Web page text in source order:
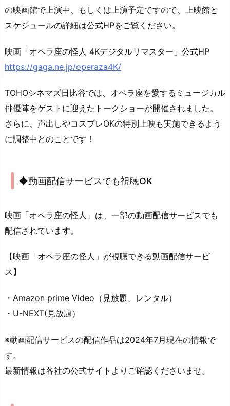
の映画館で上演中、もしくは上演予定ですので、上映館と
スケジュールの詳細は公式HPをご覧ください。
映画「オペラ座の怪人 4Kデジタルリマスター」公式HP
https://gaga.ne.jp/operaza4K/
TOHOシネマズ日比谷では、オペラ座を愛するミュージカル
俳優陣をゲストに迎えたトークショーが開催されました。
さらに、声出しやコスプレOKの特別上映も実施できるよう
に調整中とのことです！
◆動画配信サービスでも視聴OK
映画「オペラ座の怪人」は、一部の動画配信サービスでも
配信されています。
【映画「オペラ座の怪人」が視聴できる動画配信サービ
ス】
・Amazon prime Video（見放題、レンタル）
・U-NEXT(見放題）
※動画配信サービスの配信作品は2024年7月現在の情報で
す。
最新情報は各社の公式サイトよりご確認くださいませ。